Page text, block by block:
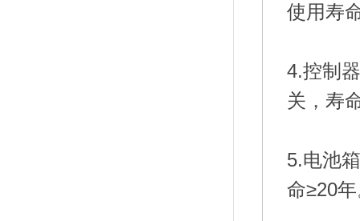
使用寿
4.控制
关，寿
5.电池
命≥20